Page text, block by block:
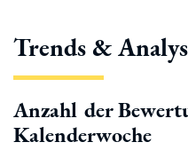
Trends &
Anzahl der
Kalenderwoche